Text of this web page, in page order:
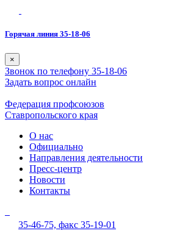
Горячая линия 35-18-06
×
Звонок по телефону 35-18-06
Задать вопрос онлайн
Федерация профсоюзов
Ставропольского края
О нас
Официально
Направления деятельности
Пресс-центр
Новости
Контакты
35-46-75, факс 35-19-01